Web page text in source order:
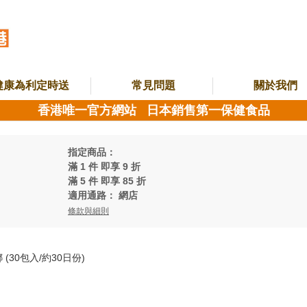
康為利定時送 常見問題 關於我們
香港唯一官方網站 日本銷售第一保健食品
指定商品：
滿 1 件 即享 9 折
滿 5 件 即享 85 折
適用通路： 網店
條款與細則
(30包入/約30日份)